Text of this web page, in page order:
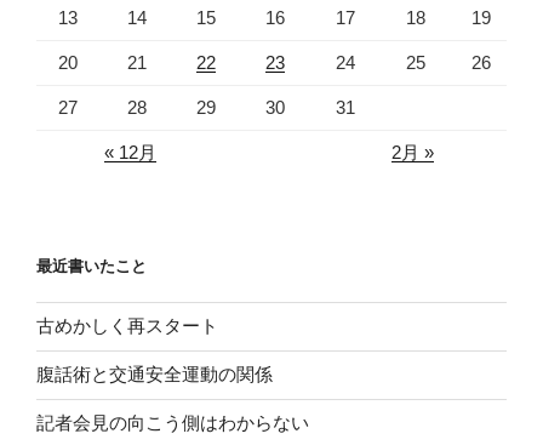
13 14 15 16 17 18 19
20 21 22 23 24 25 26
27 28 29 30 31
« 12月 2月 »
最近書いたこと
古めかしく再スタート
腹話術と交通安全運動の関係
記者会見の向こう側はわからない